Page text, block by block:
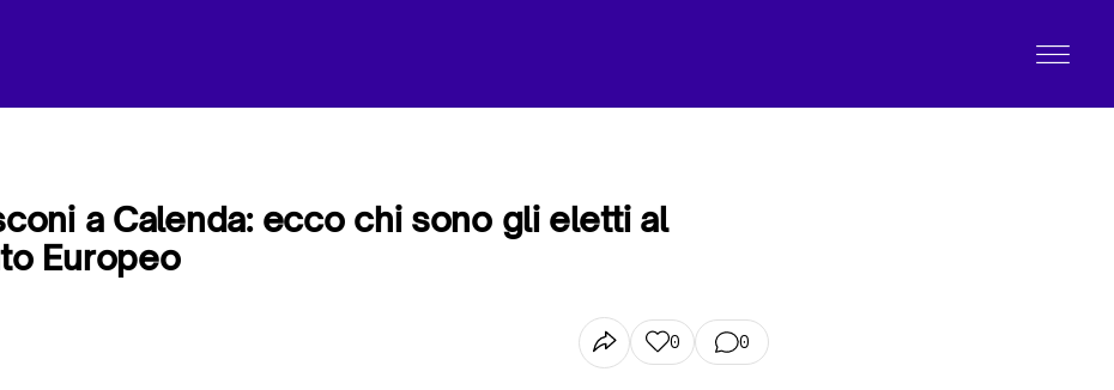
a Calenda: ecco chi sono gli eletti al
Europeo
0 0